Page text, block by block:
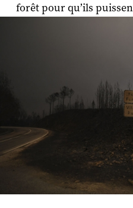
forêt pour qu’ils